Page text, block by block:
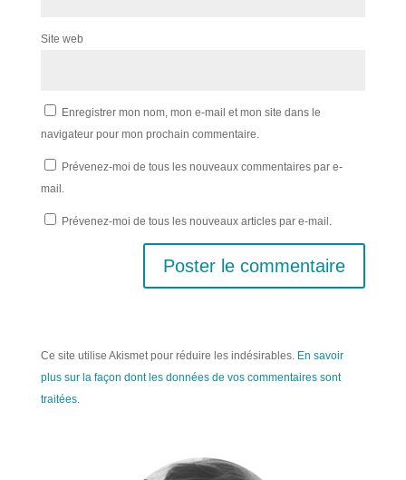
Site web
Enregistrer mon nom, mon e-mail et mon site dans le
navigateur pour mon prochain commentaire.
Prévenez-moi de tous les nouveaux commentaires par e-
mail.
Prévenez-moi de tous les nouveaux articles par e-mail.
Ce site utilise Akismet pour réduire les indésirables. En savoir
plus sur la façon dont les données de vos commentaires sont
traitées.